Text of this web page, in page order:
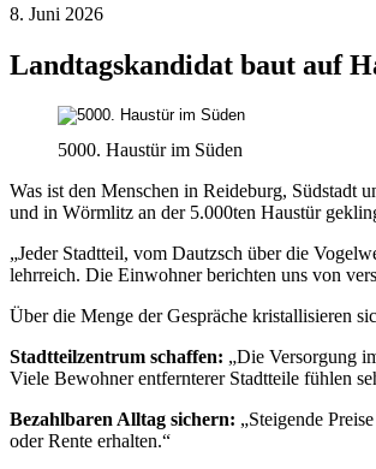
8. Juni 2026
Landtagskandidat baut auf
5000. Haustür im Süden
Was ist den Menschen in Reideburg, Südstadt
und in Wörmlitz an der 5.000ten Haustür
„Jeder Stadtteil, vom Dautzsch über die
lehrreich. Die Einwohner berichten uns von
Über die Menge der Gespräche kristallisieren
Stadtteilzentrum schaffen: „Die Versorgung
Viele Bewohner entfernterer Stadtteile fühlen
Bezahlbaren Alltag sichern: „Steigende
oder Rente erhalten.“